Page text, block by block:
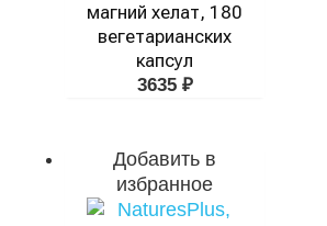
магний хелат, 180
вегетарианских
капсул
3635 ₽
Добавить в
избранное